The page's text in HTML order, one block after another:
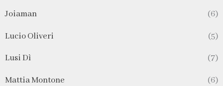
Joiaman (6)
Lucio Oliveri (5)
Lusi Dì (7)
Mattia Montone (6)